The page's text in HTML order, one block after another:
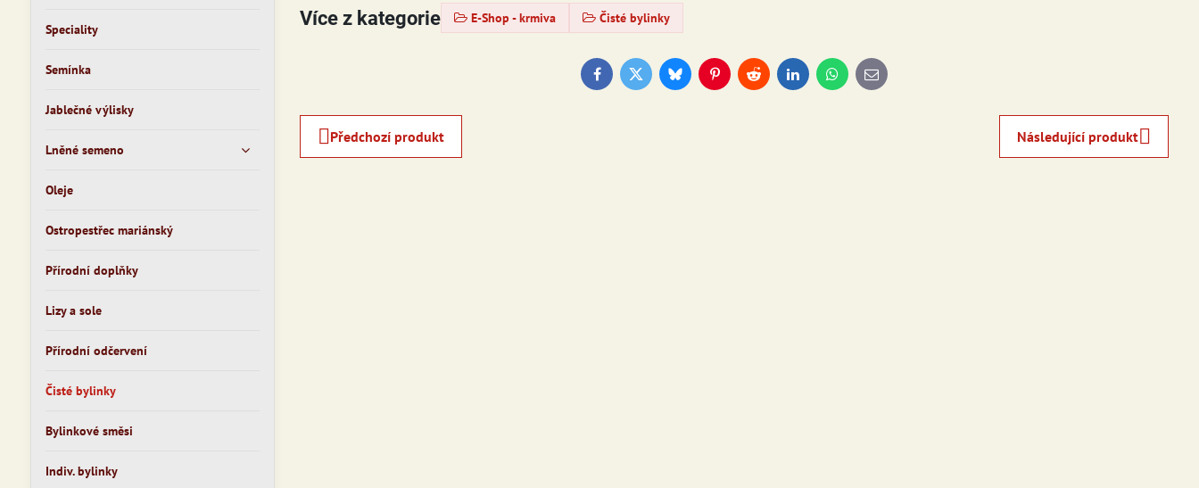
Více z kategorie E-Shop - krmiva Čisté bylinky
FacebookTwitterBlueskyPinterestRedditLinkedInWhatsApp
E-
mail
Předchozí produkt Následující produkt
Speciality
Semínka
Jablečné výlisky
Lněné semeno
Oleje
Ostropestřec mariánský
Přírodní doplňky
Lizy a sole
Přírodní odčervení
Čisté bylinky
Bylinkové směsi
Indiv. bylinky